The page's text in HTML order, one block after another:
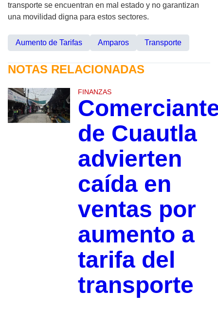
transporte se encuentran en mal estado y no garantizan
una movilidad digna para estos sectores.
Aumento de Tarifas Amparos Transporte
NOTAS RELACIONADAS
FINANZAS
de Cuautla
advierten
caída en
ventas por
aumento a
tarifa del
transporte